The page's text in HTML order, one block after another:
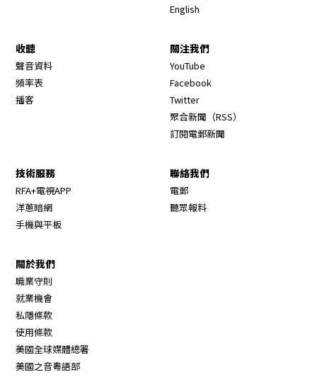
English
收聽
聲音資料
頻率表
播客
關注我們
YouTube
Facebook
Twitter
聚合新聞（RSS）
訂閱電郵新聞
技術服務
RFA+電視APP
洋蔥暗網
手機與平板
聯絡我們
電郵
聽眾報料
關於我們
職業守則
就業機會
私隱條款
使用條款
美國全球媒體總署
美國之音粵語部